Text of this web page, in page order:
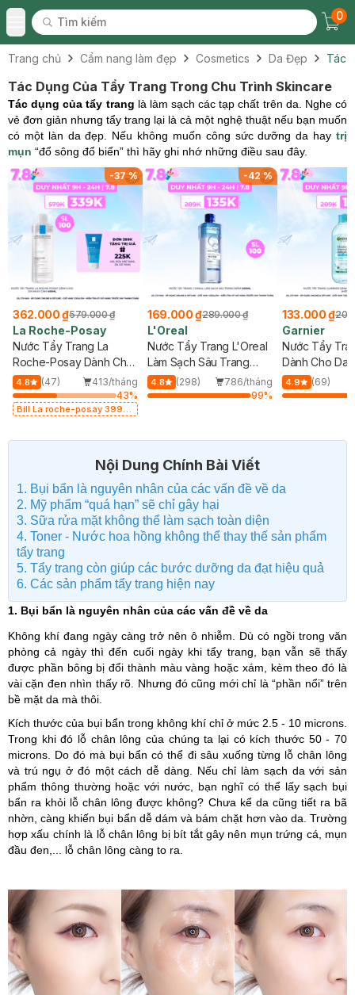
Toggle Menu
Tìm kiếm
Tìm kiếm
0
Trang chủ Cẩm nang làm đẹp Cosmetics Da Đẹp Tác
Tác Dụng Của Tẩy Trang Trong Chu Trình Skincare
Tác dụng của tẩy trang là làm sạch các tạp chất trên da. Nghe có
vẻ đơn giản nhưng tẩy trang lại là cả một nghệ thuật nếu bạn muốn
có một làn da đẹp. Nếu không muốn công sức dưỡng da hay trị
mụn “đổ sông đổ biển” thì hãy ghi nhớ những điều sau đây.
-37%
362.000 ₫579.000 ₫
La Roche-Posay
Nước Tẩy Trang La
Roche-Posay Dành Cho
Da Nhạy Cảm 400ml
4.8 (47)
413/tháng
43%
Bill La roche-posay 399K
-42%
169.000 ₫289.000 ₫
L'Oreal
Nước Tẩy Trang L'Oreal
Làm Sạch Sâu Trang
Điểm 400ml
4.8 (298)
786/tháng
99%
133.000 ₫
Garnier
Nước Tẩy
Dành Cho Da
Mụn 400ml
4.9 (69)
Nội Dung Chính Bài Viết
1. Bụi bẩn là nguyên nhân của các vấn đề về da
2. Mỹ phẩm “quá hạn” sẽ chỉ gây hại
3. Sữa rửa mặt không thể làm sạch toàn diện
4. Toner - Nước hoa hồng không thể thay thế sản phẩm
tẩy trang
5. Tẩy trang còn giúp các bước dưỡng da đạt hiệu quả
6. Các sản phẩm tẩy trang hiện nay
1. Bụi bẩn là nguyên nhân của các vấn đề về da
Không khí đang ngày càng trở nên ô nhiễm. Dù có ngồi trong văn
phòng cả ngày thì đến cuối ngày khi tẩy trang, bạn vẫn sẽ thấy
được phần bông bị đổi thành màu vàng hoặc xám, kèm theo đó là
vài cặn đen nhìn thấy rõ. Nhưng đó cũng mới chỉ là “phần nổi” trên
bề mặt da mà thôi.
Kích thước của bụi bẩn trong không khí chỉ ở mức 2.5 - 10 microns.
Trong khi đó lỗ chân lông của chúng ta lại có kích thước 50 - 70
microns. Do đó mà bụi bẩn có thể đi sâu xuống từng lỗ chân lông
và trú ngụ ở đó một cách dễ dàng. Nếu chỉ làm sạch da với sản
phẩm thông thường hoặc với nước, bạn nghĩ có thể lấy sạch bụi
bẩn ra khỏi lỗ chân lông được không? Chưa kể da cũng tiết ra bã
nhờn, càng khiến bụi bẩn dễ dám và bám chặt hơn vào da. Trường
hợp xấu chính là lỗ chân lông bị bít tắt gây nên mụn trứng cá, mụn
đầu đen,... lỗ chân lông càng to ra.